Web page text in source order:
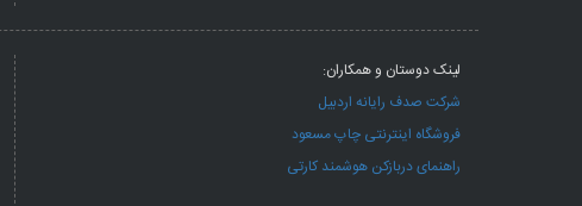
لینک دوستان و همکاران:
شرکت صدف رایانه اردبیل
فروشگاه اینترنتی چاپ مسعود
راهنمای دربازکن هوشمند کارتی